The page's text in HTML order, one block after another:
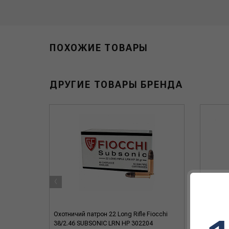
ПОХОЖИЕ ТОВАРЫ
ДРУГИЕ ТОВАРЫ БРЕНДА
Охотничий патрон 22 Long Rifle Fiocchi
38/2.46 SUBSONIC LRN HP 302204
40/2.59
‹